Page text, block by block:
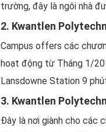
trường, đây là ngôi nhà
2. Kwantlen
Campus offers các
hoạt động từ Tháng 1/
Lansdowne Station 9
3. Kwantlen
Đây là nơi giành cho các